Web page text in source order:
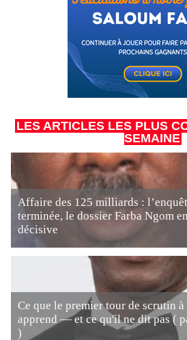
LES ARTICLES LES PLUS
SEMAINE
Affaire des 125 milliards :
terminée, le dossier Farba Ngom
décisive
Ce que le premier tour de scrutin
apprend — et ce qu'il ne dit pas (
)